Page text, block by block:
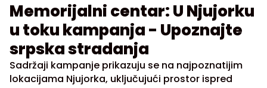
Memorijalni centar: U Njujorku
u toku kampanja - Upoznajte
srpska stradanja
Sadržaji kampanje prikazuju se na najpoznatijim
lokacijama Njujorka, uključujući prostor ispred